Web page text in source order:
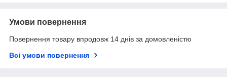
Умови повернення
Повернення товару впродовж 14 днів за домовленістю
Всі умови повернення